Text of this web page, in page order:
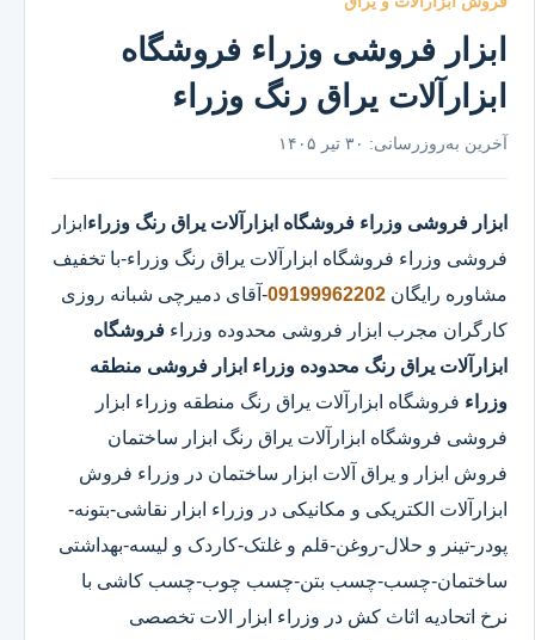
ابزار فروشی وزراء فروشگاه
ابزارآلات یراق رنگ وزراء
آخرین به‌روزرسانی: ۳۰ تیر ۱۴۰۵
ابزار فروشی وزراء فروشگاه ابزارآلات یراق رنگ وزراء ابزار
فروشی وزراء فروشگاه ابزارآلات یراق رنگ وزراء-با تخفیف
مشاوره رایگان 09199962202-آقای دمیرچی شبانه روزی
کارگران مجرب ابزار فروشی محدوده وزراء فروشگاه
ابزارآلات یراق رنگ محدوده وزراء ابزار فروشی منطقه
وزراء فروشگاه ابزارآلات یراق رنگ منطقه وزراء ابزار
فروشی فروشگاه ابزارآلات یراق رنگ ابزار ساختمان
فروش ابزار و یراق آلات ابزار ساختمان در وزراء فروش
ابزارآلات الکتریکی و مکانیکی در وزراء ابزار نقاشی-بتونه-
پودر-تینر و حلال-روغن-قلم و غلتک-کاردک و لیسه-بهداشتی
ساختمان-چسب-چسب بتن-چسب چوب-چسب کاشی با
نرخ اتحادیه اثاث کش در وزراء ابزار الات تخصصی